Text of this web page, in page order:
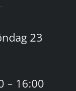
23
– 16:00